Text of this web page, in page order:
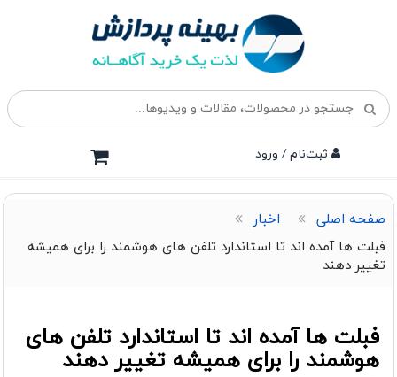
ثبت‌نام / ورود
صفحه اصلی
اخبار
فبلت ها آمده اند تا استاندارد تلفن های هوشمند را برای همیشه
تغییر دهند
فبلت ها آمده اند تا استاندارد تلفن های
هوشمند را برای همیشه تغییر دهند